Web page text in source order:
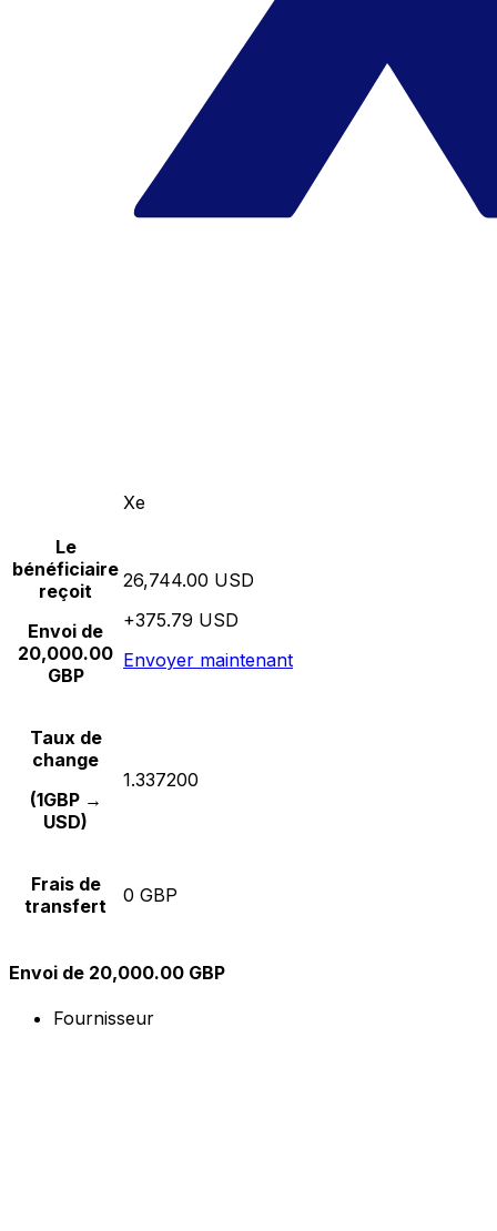
Xe
Le
bénéficiaire
reçoit
Envoi de
20,000.00
GBP
26,744.00 USD
+375.79 USD
Envoyer maintenant
Taux de
change
(1GBP →
USD)
1.337200
Frais de
transfert
0 GBP
Envoi de 20,000.00 GBP
Fournisseur